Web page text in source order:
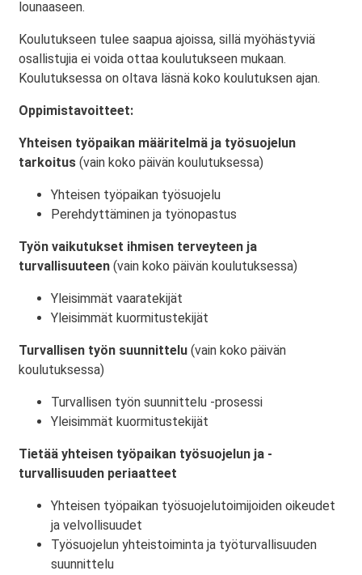
lounaaseen.
Koulutukseen tulee saapua ajoissa, sillä myöhästyviä
osallistujia ei voida ottaa koulutukseen mukaan.
Koulutuksessa on oltava läsnä koko koulutuksen ajan.
Oppimistavoitteet:
Yhteisen työpaikan määritelmä ja työsuojelun
tarkoitus (vain koko päivän koulutuksessa)
Yhteisen työpaikan työsuojelu
Perehdyttäminen ja työnopastus
Työn vaikutukset ihmisen terveyteen ja
turvallisuuteen (vain koko päivän koulutuksessa)
Yleisimmät vaaratekijät
Yleisimmät kuormitustekijät
Turvallisen työn suunnittelu (vain koko päivän
koulutuksessa)
Turvallisen työn suunnittelu -prosessi
Yleisimmät kuormitustekijät
Tietää yhteisen työpaikan työsuojelun ja -
turvallisuuden periaatteet
Yhteisen työpaikan työsuojelutoimijoiden oikeudet
ja velvollisuudet
Työsuojelun yhteistoiminta ja työturvallisuuden
suunnittelu